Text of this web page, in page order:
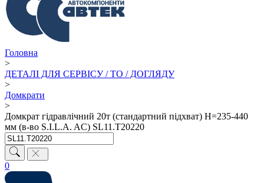
Головна
>
ДЕТАЛІ ДЛЯ СЕРВІСУ / ТО / ДОГЛЯДУ
>
Домкрати
>
Домкрат гідравлічний 20т (стандартний підхват) H=235-440
мм (в-во S.I.L.A. AC) SL11.T20220
0